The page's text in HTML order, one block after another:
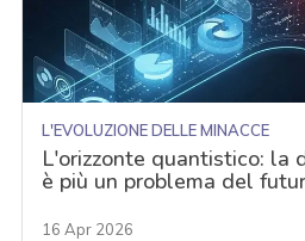
L'EVOLUZIONE DELLE MINACCE
L'orizzonte quantistico: la
è più un problema del
16 Apr 2026